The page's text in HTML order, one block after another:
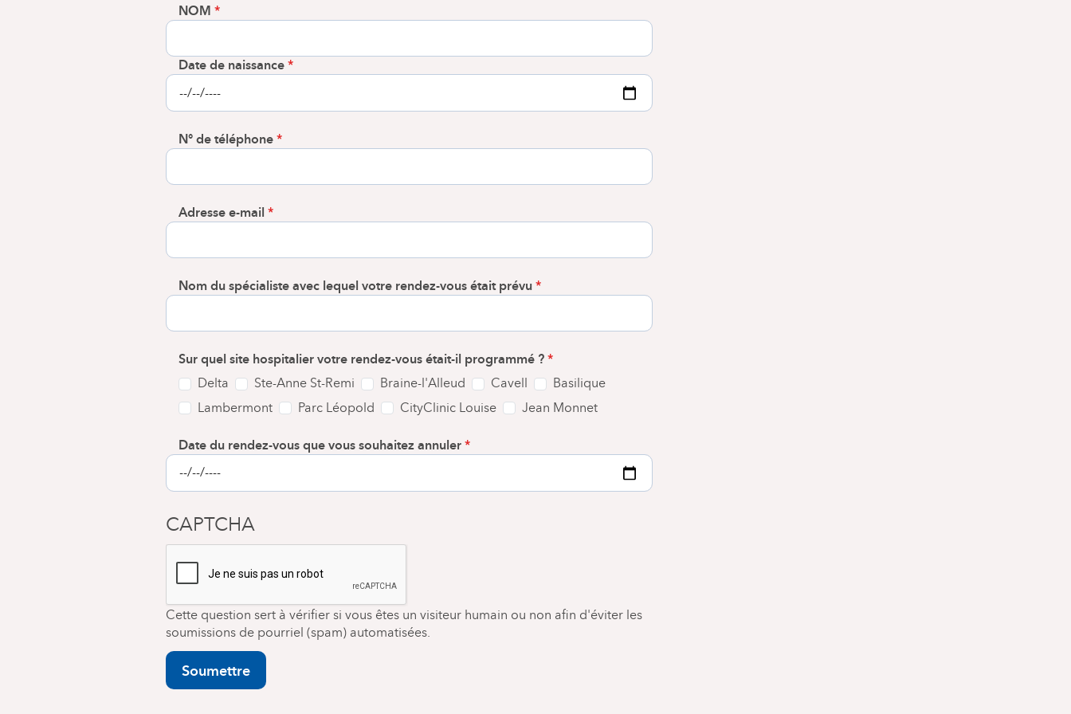
NOM
Date de naissance
N° de téléphone
Adresse e-mail
Nom du spécialiste avec lequel votre rendez-vous était prévu
Sur quel site hospitalier votre rendez-vous était-il programmé ?*
Delta Ste-Anne St-Remi Braine-l'Alleud Cavell
Basilique
Lambermont
Parc Léopold CityClinic Louise Jean Monnet
Date du rendez-vous que vous souhaitez annuler
CAPTCHA
Cette question sert à vérifier si vous êtes un visiteur humain ou non afin d'éviter les
soumissions de pourriel (spam) automatisées.